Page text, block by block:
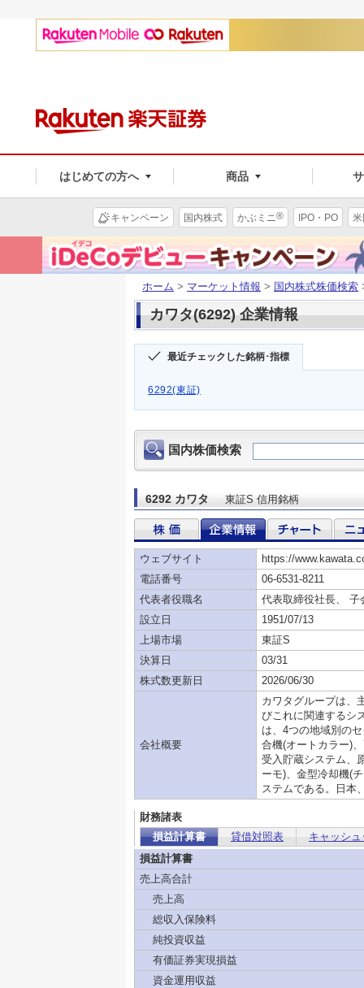
はじめての方へ 商品
キャンペーン 国内株式 かぶミニ® IPO・PO
ホーム > マーケット情報 > 国内株式株価検索
カワタ(6292) 企業情報
最近チェックした銘柄･指標
6292(東証)